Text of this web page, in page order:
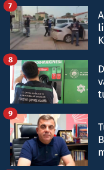
7
8
9